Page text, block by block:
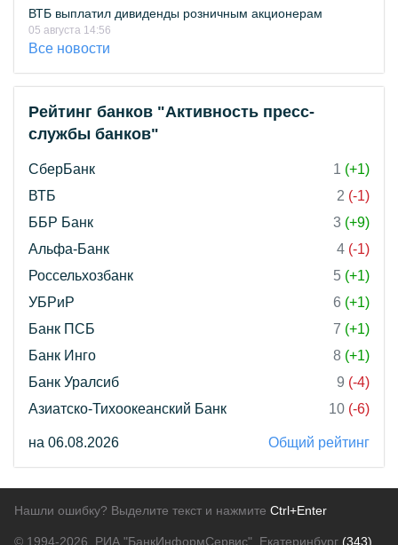
ВТБ выплатил дивиденды розничным акционерам
05 августа 14:56
Все новости
Рейтинг банков "Активность пресс-
службы банков"
СберБанк 1 (+1)
ВТБ
2 (-1)
ББР Банк
3 (+9)
Альфа-Банк
4 (-1)
Россельхозбанк
5 (+1)
УБРиР
6 (+1)
Банк ПСБ
7 (+1)
Банк Инго
8 (+1)
Банк Уралсиб
9 (-4)
Азиатско-Тихоокеанский Банк
10 (-6)
на 06.08.2026 Общий рейтинг
Нашли ошибку? Выделите текст и нажмите Ctrl+Enter
© 1994-2026. РИА "БанкИнформСервис". Екатеринбург (343)